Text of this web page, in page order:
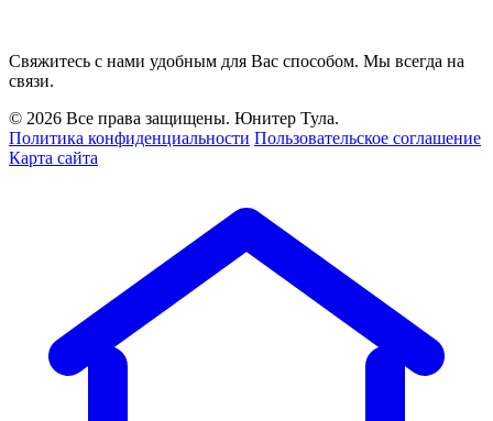
Свяжитесь с нами удобным для Вас способом. Мы всегда на
связи.
© 2026 Все права защищены. Юнитер Тула.
Политика конфиденциальности Пользовательское соглашение
Карта сайта